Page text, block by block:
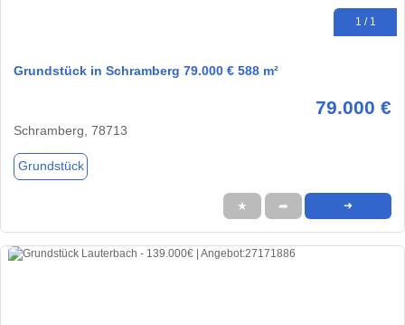
1 / 1
Grundstück in Schramberg 79.000 € 588 m²
79.000 €
Schramberg, 78713
Grundstück
★ ➦ ➜